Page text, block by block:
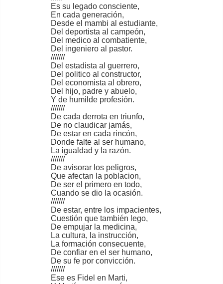
Es su legado consciente,
En cada generación,
Desde el mambi al estudiante,
Del deportista al campeón,
Del medico al combatiente,
Del ingeniero al pastor.
///////
Del estadista al guerrero,
Del politico al constructor,
Del economista al obrero,
Del hijo, padre y abuelo,
Y de humilde profesión.
///////
De cada derrota en triunfo,
De no claudicar jamás,
De estar en cada rincón,
Donde falte al ser humano,
La igualdad y la razón.
///////
De avisorar los peligros,
Que afectan la poblacion,
De ser el primero en todo,
Cuando se dio la ocasión.
///////
De estar, entre los impacientes,
Cuestión que también lego,
De empujar la medicina,
La cultura, la instrucción,
La formación consecuente,
De confiar en el ser humano,
De su fe por convicción.
///////
Ese es Fidel en Marti,